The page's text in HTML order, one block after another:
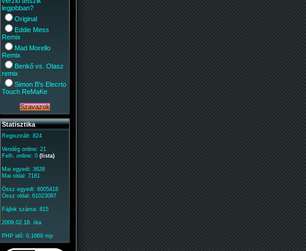
legjobban?
Original
Eddie Mess
Remix
Mad Morello
Remix
Benkő vs. Olasz
remix
Simon B's Elecrto
Touch ReMaKe
Statisztika
Regisztrált: 824
Vendég online: 21
Felh. online: 0 (lista)
Mai egyedi: 3628
Mai oldal: 7181
Össz egyedi: 6005418
Össz oldal: 61023087
Fájlok száma: 815
2009.02.18. óta
PHP idő: 0.1669 mp